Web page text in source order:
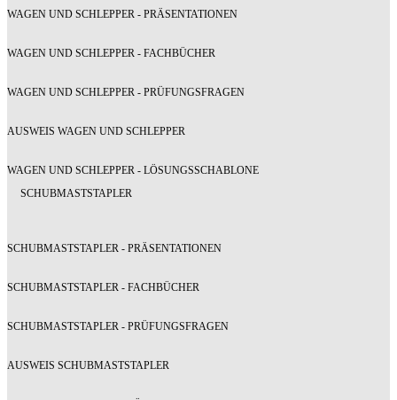
WAGEN UND SCHLEPPER - PRÄSENTATIONEN
WAGEN UND SCHLEPPER - FACHBÜCHER
WAGEN UND SCHLEPPER - PRÜFUNGSFRAGEN
AUSWEIS WAGEN UND SCHLEPPER
WAGEN UND SCHLEPPER - LÖSUNGSSCHABLONE
SCHUBMASTSTAPLER
SCHUBMASTSTAPLER - PRÄSENTATIONEN
SCHUBMASTSTAPLER - FACHBÜCHER
SCHUBMASTSTAPLER - PRÜFUNGSFRAGEN
AUSWEIS SCHUBMASTSTAPLER